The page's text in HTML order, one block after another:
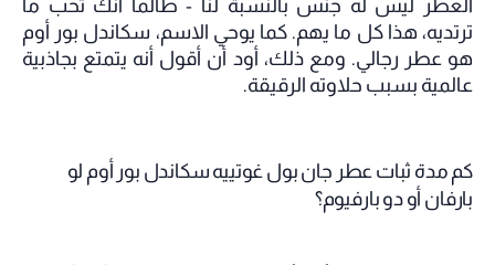
العطر ليس له جنس بالنسبة لنا - طالما أنك تحب ما
ترتديه، هذا كل ما يهم. كما يوحي الاسم، سكاندل بور أوم
هو عطر رجالي. ومع ذلك، أود أن أقول أنه يتمتع بجاذبية
عالمية بسبب حلاوته الرقيقة.
كم مدة ثبات عطر جان بول غوتييه سكاندل بور أوم لو
بارفان أو دو بارفيوم؟